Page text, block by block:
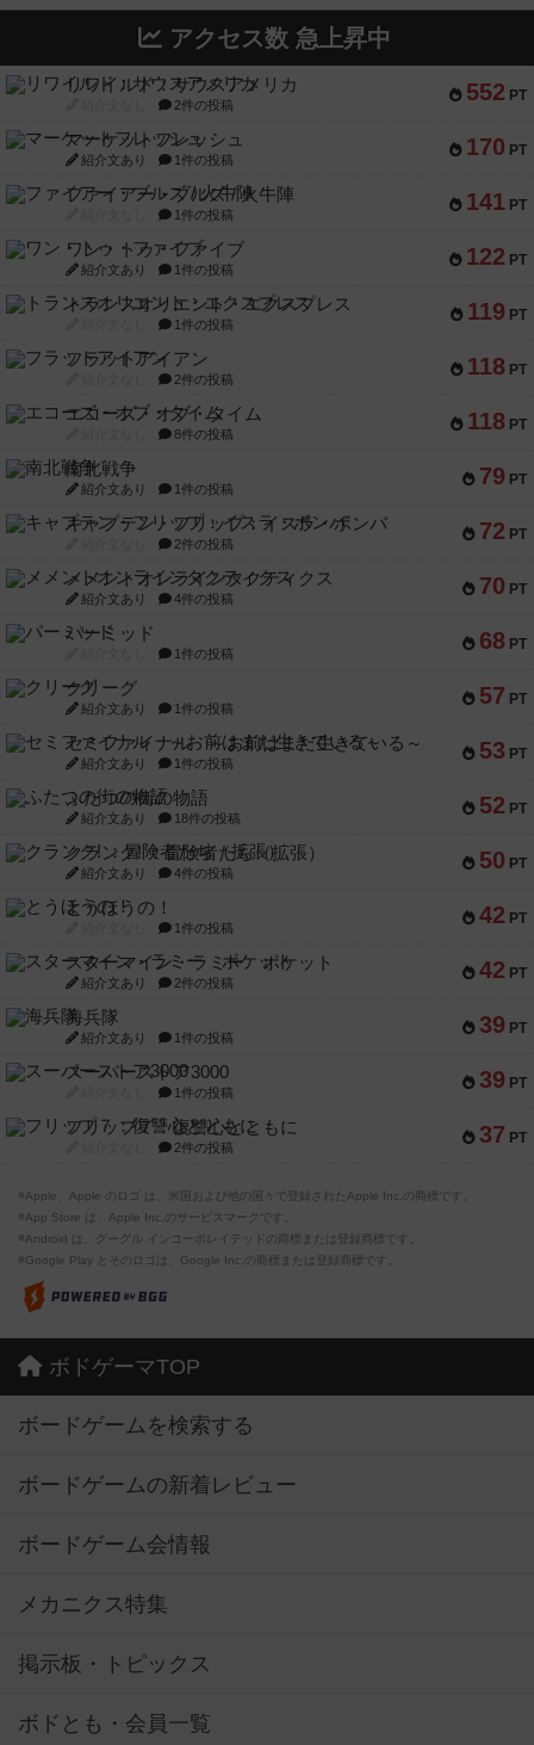
アクセス数 急上昇中
552 PT
リワイルド：サウスアメリカ
2件の投稿
170 PT
マーケットフレッシュ
紹介文あり 1件の投稿
141 PT
ファイアー・ブルズ / 火牛陣
1件の投稿
122 PT
ワン・トゥ・ファイブ
紹介文あり 1件の投稿
119 PT
トランスオリエント・エクスプレス
1件の投稿
118 PT
フラットアイアン
2件の投稿
118 PT
エコーズ・オブ・タイム
8件の投稿
79 PT
南北戦争
紹介文あり 1件の投稿
72 PT
キャプテン・フリップ：イスラ・ボンバ
2件の投稿
70 PT
メメントオンラインタクティクス
紹介文あり 4件の投稿
68 PT
パーミッド
1件の投稿
57 PT
クリーグ
紹介文あり 1件の投稿
53 PT
セミファイナル ～お前はまだ生きている～
紹介文あり 1件の投稿
52 PT
ふたつの街の物語
紹介文あり 18件の投稿
50 PT
クランク! ：冒険者たち（拡張）
紹介文あり 4件の投稿
42 PT
とうほうの！
1件の投稿
42 PT
スターマイン・ラミー ポケット
紹介文あり 2件の投稿
39 PT
海兵隊
紹介文あり 1件の投稿
39 PT
スーパーストア3000
1件の投稿
37 PT
フリップ７：復讐心とともに
2件の投稿
※Apple、Apple のロゴ は、米国および他の国々で登録されたApple Inc.の商標です。
※App Store は、Apple Inc.のサービスマークです。
※Android は、グーグル インコーポレイテッドの商標または登録商標です。
※Google Play とそのロゴは、Google Inc.の商標または登録商標です。
ボドゲーマTOP
ボードゲームを検索する
ボードゲームの新着レビュー
ボードゲーム会情報
メカニクス特集
掲示板・トピックス
ボドとも・会員一覧